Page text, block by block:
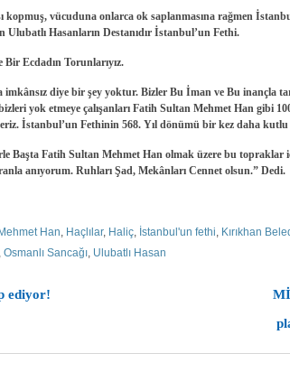
kopmuş, vücuduna onlarca ok saplanmasına rağmen
Ulubatlı Hasanların Destanıdır İstanbul’un Fethi.
Ecdadın Torunlarıyız.
imkânsız diye bir şey yoktur. Bizler Bu İman ve Bu inançla
yok etmeye çalışanları Fatih Sultan Mehmet Han gibi
İstanbul’un Fethinin 568. Yıl dönümü bir kez daha
Başta Fatih Sultan Mehmet Han olmak üzere bu topraklar
anıyorum. Ruhları Şad, Mekânları Cennet olsun.” Dedi.
Han, Haçlılar, Haliç, İstanbul'un fethi, Kırıkhan
, Osmanlı Sancağı, Ulubatlı Hasan
ediyor!